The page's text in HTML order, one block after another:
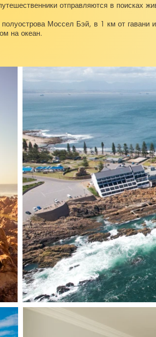
отправляются в поисках
Моссел Бэй, в 1 км от гавани
на океан.